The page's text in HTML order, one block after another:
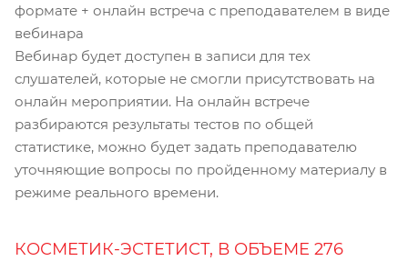
формате + онлайн встреча с преподавателем в виде
вебинара
Вебинар будет доступен в записи для тех
слушателей, которые не смогли присутствовать на
онлайн мероприятии. На онлайн встрече
разбираются результаты тестов по общей
статистике, можно будет задать преподавателю
уточняющие вопросы по пройденному материалу в
режиме реального времени.
КОСМЕТИК-ЭСТЕТИСТ, В ОБЪЕМЕ 276